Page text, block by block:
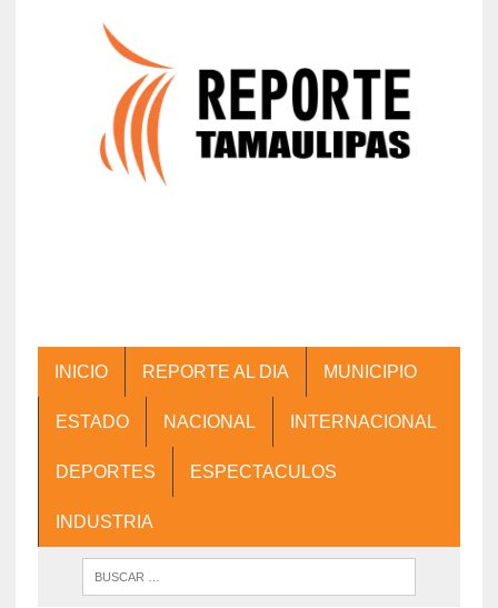
INICIO REPORTE AL DIA MUNICIPIO
ESTADO NACIONAL INTERNACIONAL
DEPORTES ESPECTACULOS
INDUSTRIA